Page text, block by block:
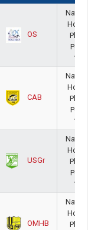
OS
18/
CAB
18/
USGr
18/
OMHB